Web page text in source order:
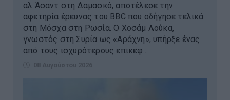
αλ Άσαντ στη Δαμασκό, αποτέλεσε την
αφετηρία έρευνας του BBC που οδήγησε τελικά
στη Μόσχα στη Ρωσία. Ο Χοσάμ Λούκα,
γνωστός στη Συρία ως «Αράχνη», υπήρξε ένας
από τους ισχυρότερους επικεφ...